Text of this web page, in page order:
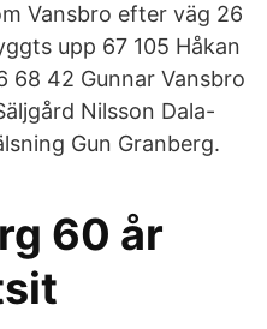
Vansbro efter väg 26
upp 67 105 Håkan
68 42 Gunnar Vansbro
Nilsson Dala-
Gun Granberg.
60 år